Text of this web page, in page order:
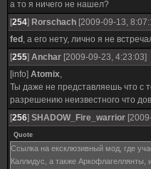
а то я ничего не нашел?
[254] Rorschach [2009-09-13,
fed , а его нету, лично я не
[255] Anchar [2009-09-23, 4:23:03]
[info] Atomix,
Ты даже не представляешь что с
разрешению неизвестного что
[256] SHADOW_Fire_warrior
Quote
Ссылка на ексклюзивный мод, где
Каллидус, а также